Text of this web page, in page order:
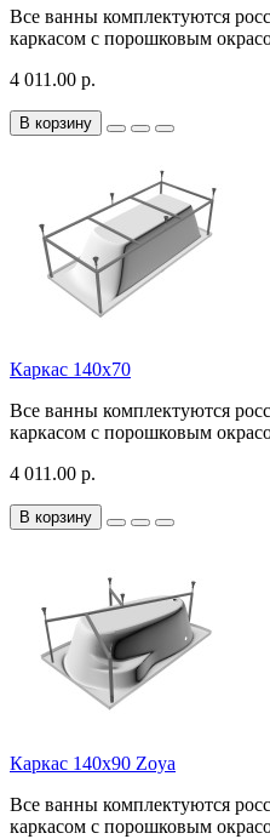
Все ванны комплектуются
каркасом с порошковым
4 011.00 р.
В корзину
Каркас 140х70
Все ванны комплектуются
каркасом с порошковым
4 011.00 р.
В корзину
Каркас 140х90 Zoya
Все ванны комплектуются
каркасом с порошковым